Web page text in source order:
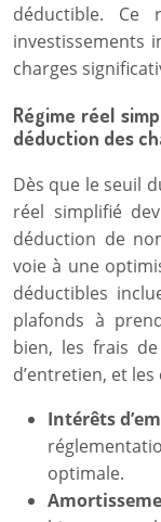
déductible. Ce
investissements
charges
Régime réel
déduction des
Dès que le seuil
réel simplifié
déduction de
voie à une
déductibles
plafonds à
bien, les frais
d’entretien, et
Intérêts
optimale.